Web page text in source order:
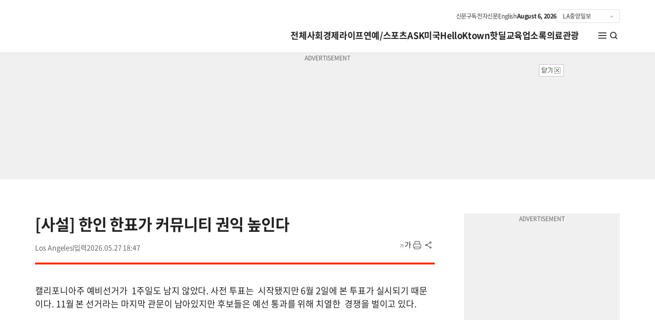
신문구독전자신문EnglishAugust 6, 2026
전체사회경제라이프연예/스포츠ASK미국HelloKtown핫딜교육업소록의료관광
[사설] 한인 한표가 커뮤니티 권익 높인다
Los Angeles 2026.05.27 18:47
캘리포니아주 예비선거가 1주일도 남지 않았다. 사전 투표는 시작됐지만 6월 2일에 본 투표가 실시되기 때문
이다. 11월 본 선거라는 마지막 관문이 남아있지만 후보들은 예선 통과를 위해 치열한 경쟁을 벌이고 있다.